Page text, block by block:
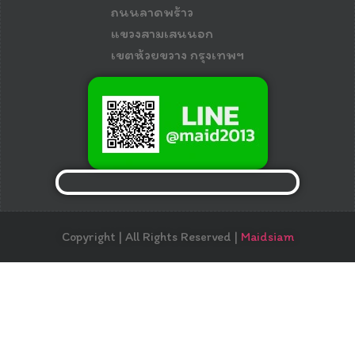
ถนนลาดพร้าว
แขวงสามเสนนอก
เขตห้วยขวาง กรุงเทพฯ
Copyright | All Rights Reserved | Maidsiam